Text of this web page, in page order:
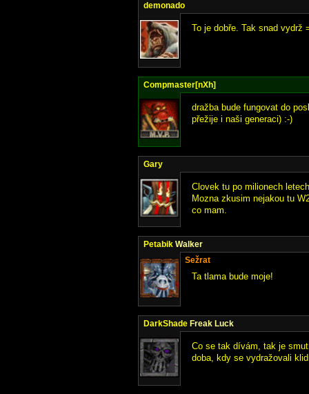
demonado
To je dobře. Tak snad vydrž
Compmaster[nXh]
dražba bude fungovat do
přežije i naši generaci) :-)
Gary
Clovek tu po milionech
Mozna zkusim nejakou tu
co mam.
Petabik Walker
Sežrat
Ta tlama bude moje!
DarkShade Freak Luck
Co se tak dívám, tak je
doba, kdy se vydražovali